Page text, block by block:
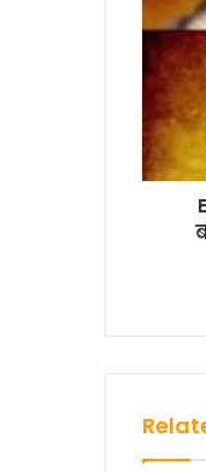
o
k